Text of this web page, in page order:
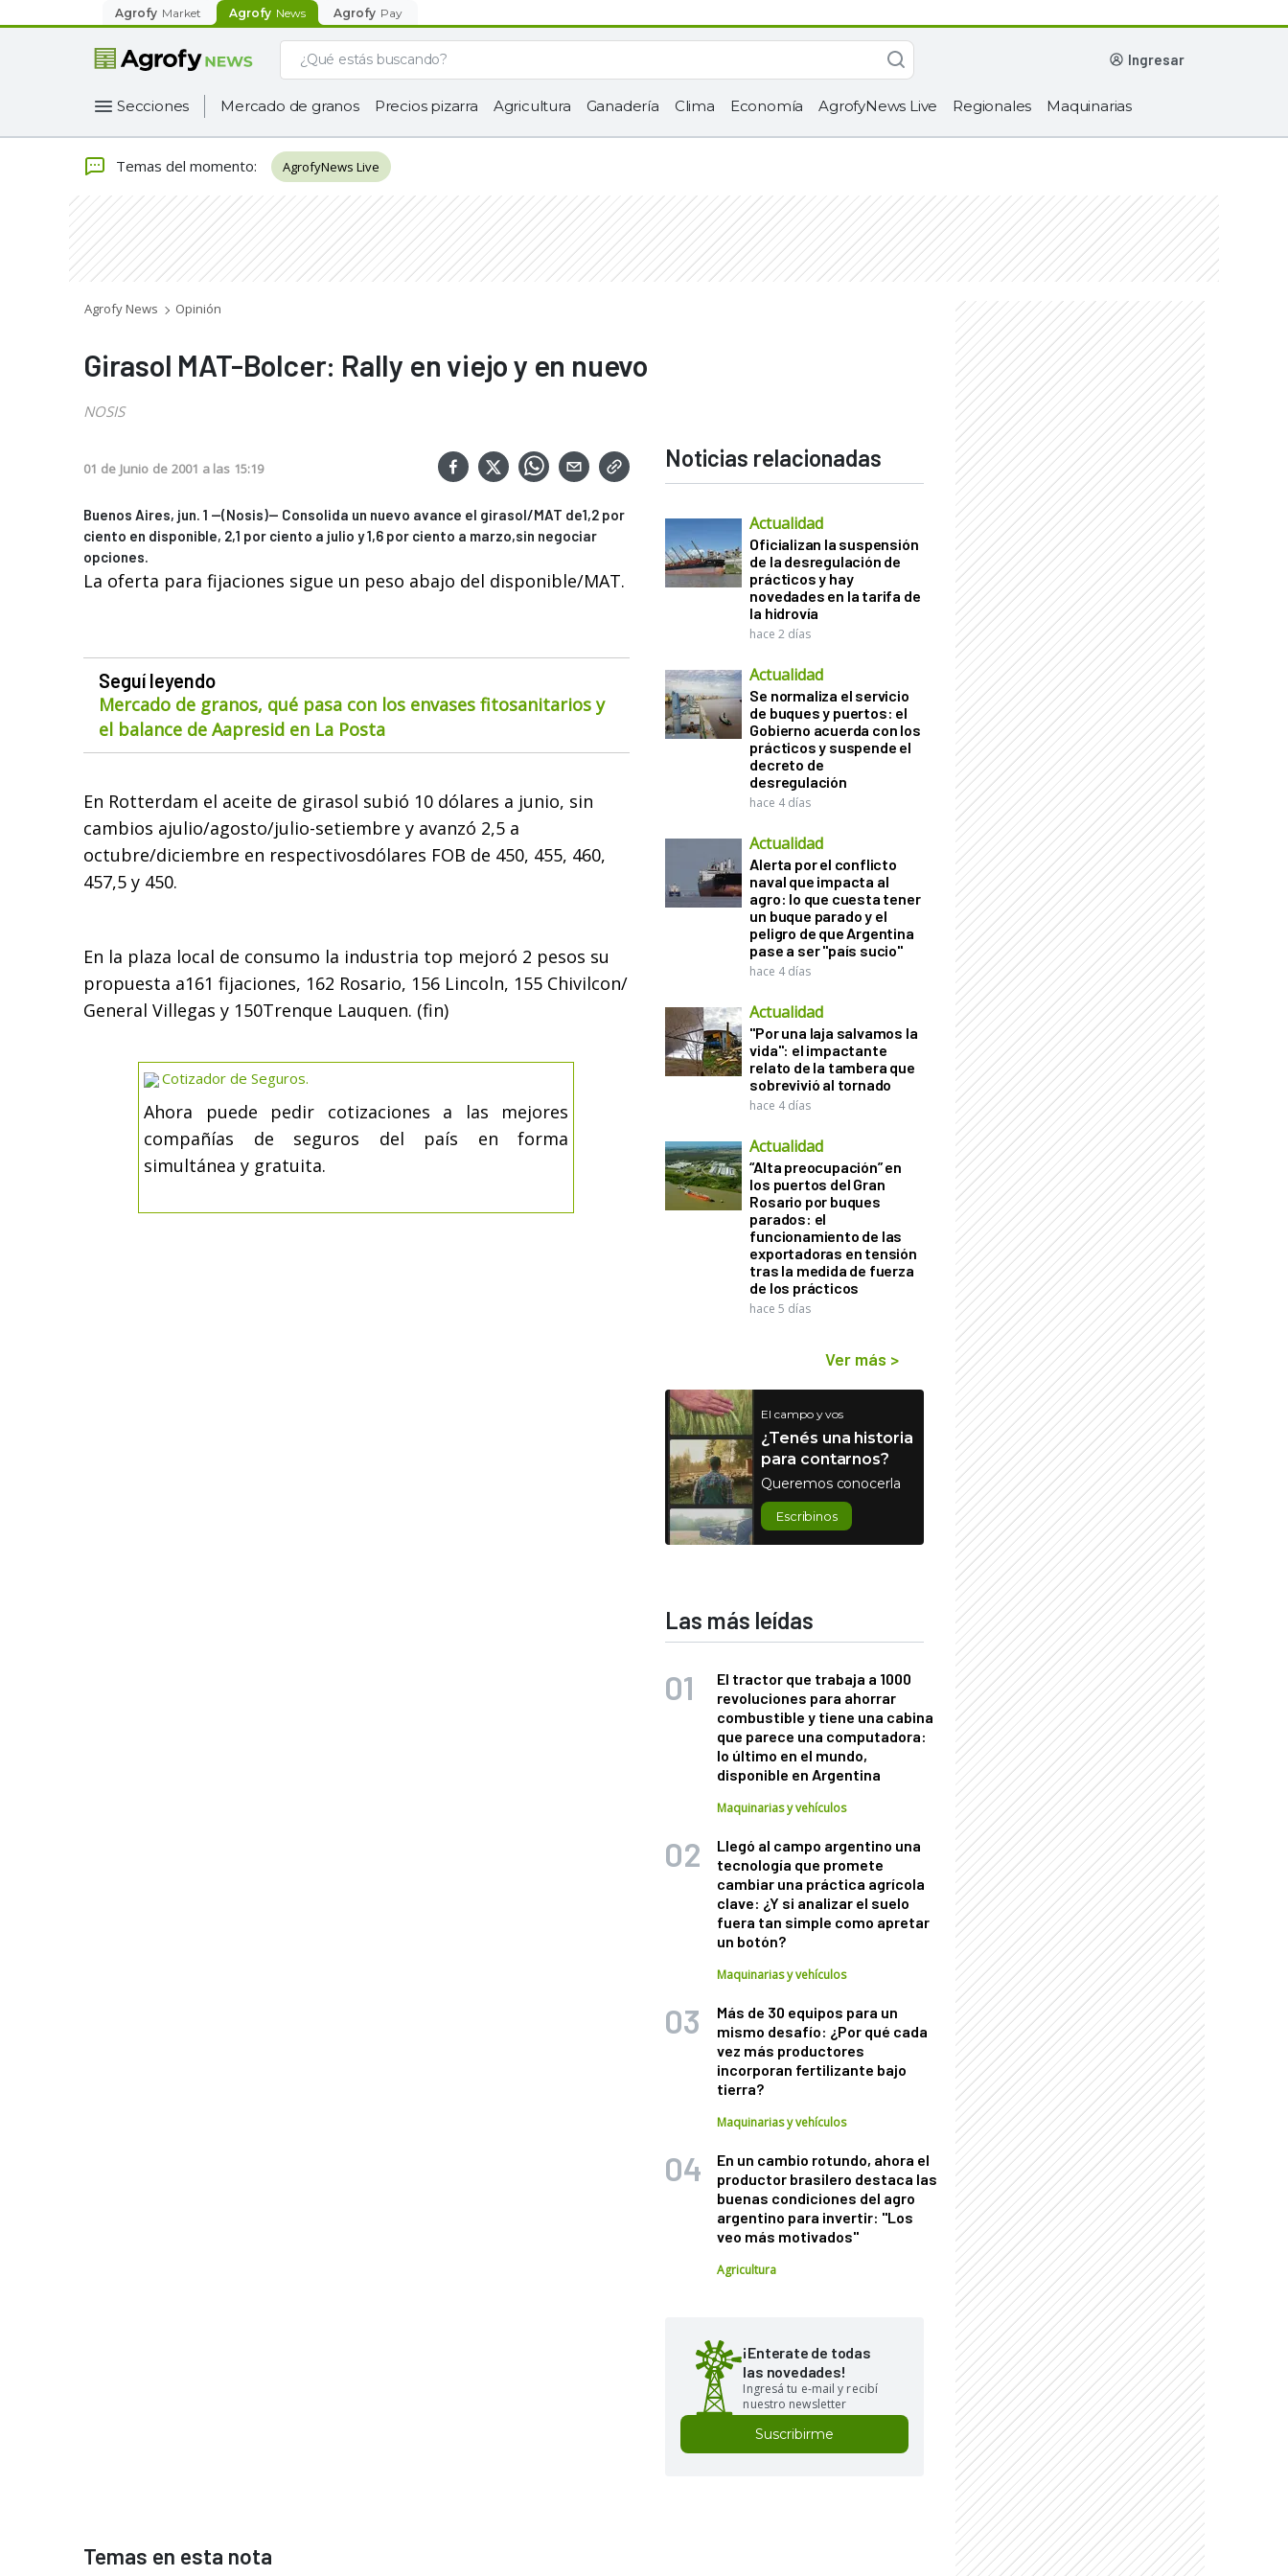
Agrofy Market Agrofy News Agrofy Pay
ingresar
Secciones Mercado de granos Precios pizarra Agricultura Ganadería Clima Economía AgrofyNews Live Regionales Maquinarias
Temas del momento: AgrofyNews Live
Agrofy News Opinión
Girasol MAT-Bolcer: Rally en viejo y en nuevo
NOSIS
01 de Junio de 2001 a las 15:19
Buenos Aires, jun. 1 --(Nosis)-- Consolida un nuevo avance el girasol/MAT de1,2 por
ciento en disponible, 2,1 por ciento a julio y 1,6 por ciento a marzo,sin negociar
opciones.
La oferta para fijaciones sigue un peso abajo del disponible/MAT.
Seguí leyendo
Mercado de granos, qué pasa con los envases fitosanitarios y
el balance de Aapresid en La Posta
En Rotterdam el aceite de girasol subió 10 dólares a junio, sin
cambios ajulio/agosto/julio-setiembre y avanzó 2,5 a
octubre/diciembre en respectivosdólares FOB de 450, 455, 460,
457,5 y 450.
En la plaza local de consumo la industria top mejoró 2 pesos su
propuesta a161 fijaciones, 162 Rosario, 156 Lincoln, 155 Chivilcon/
General Villegas y 150Trenque Lauquen. (fin)
Cotizador de Seguros.
Ahora puede pedir cotizaciones a las mejores
compañías de seguros del país en forma
simultánea y gratuita.
Noticias relacionadas
Actualidad
Oficializan la suspensión
de la desregulación de
prácticos y hay
novedades en la tarifa de
la hidrovía
hace 2 días
Actualidad
Se normaliza el servicio
de buques y puertos: el
Gobierno acuerda con los
prácticos y suspende el
decreto de
desregulación
hace 4 días
Actualidad
Alerta por el conflicto
naval que impacta al
agro: lo que cuesta tener
un buque parado y el
peligro de que Argentina
pase a ser "país sucio"
hace 4 días
Actualidad
"Por una laja salvamos la
vida": el impactante
relato de la tambera que
sobrevivió al tornado
hace 4 días
Actualidad
“Alta preocupación” en
los puertos del Gran
Rosario por buques
parados: el
funcionamiento de las
exportadoras en tensión
tras la medida de fuerza
de los prácticos
hace 5 días
Ver más >
El campo y vos
¿Tenés una historia
para contarnos?
Queremos conocerla
Escribinos
Las más leídas
El tractor que trabaja a 1000
revoluciones para ahorrar
combustible y tiene una cabina
que parece una computadora:
lo último en el mundo,
disponible en Argentina
Maquinarias y vehículos
Llegó al campo argentino una
tecnología que promete
cambiar una práctica agrícola
clave: ¿Y si analizar el suelo
fuera tan simple como apretar
un botón?
Maquinarias y vehículos
Más de 30 equipos para un
mismo desafío: ¿Por qué cada
vez más productores
incorporan fertilizante bajo
tierra?
Maquinarias y vehículos
En un cambio rotundo, ahora el
productor brasilero destaca las
buenas condiciones del agro
argentino para invertir: "Los
veo más motivados"
Agricultura
¡Enterate de todas
las novedades!
Ingresá tu e-mail y recibí
nuestro newsletter
Suscribirme
Temas en esta nota